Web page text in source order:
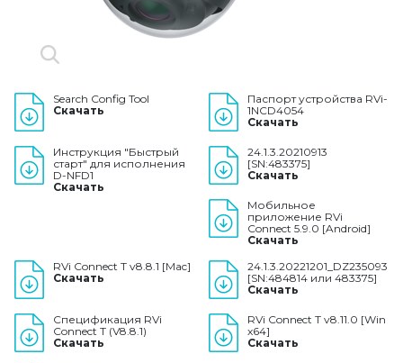
Search Config Tool
Скачать
Паспорт устройства RVi-
1NCD4054
Скачать
Инструкция "Быстрый
старт" для исполнения
D-NFD1
Скачать
24.1.3.20210913
[SN:483375]
Скачать
Мобильное
приложение RVi
Connect 5.9.0 [Android]
Скачать
RVi Connect T v8.8.1 [Mac]
Скачать
24.1.3.20221201_DZ235093
[SN:484814 или 483375]
Скачать
Спецификация RVi
Connect T (V8.8.1)
Скачать
RVi Connect T v8.11.0 [Win
x64]
Скачать